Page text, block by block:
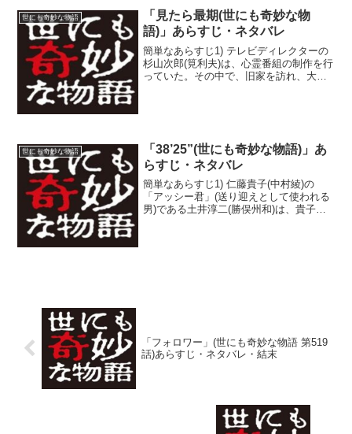
世にも奇妙な物語
「見たら最期(世にも奇妙な物
語)」あらすじ・ネタバレ
簡単なあらすじ1) テレビディレクターの
杉山次郎(筧利夫)は、心霊番組の制作を行
っていた。その中で、旧家を訪れ、大原
世にも奇妙な物語
「38’25”(世にも奇妙な物語)」あ
らすじ・ネタバレ
簡単なあらすじ1) 仁藤貴子(中村綾)の
「アッシー君」(送り迎えとして使われる
男)である土井淳二(勝俣州和)は、貴子か
「フォロワー」(世にも奇妙な物語 第519
話)あらすじ・ネタバレ・結末